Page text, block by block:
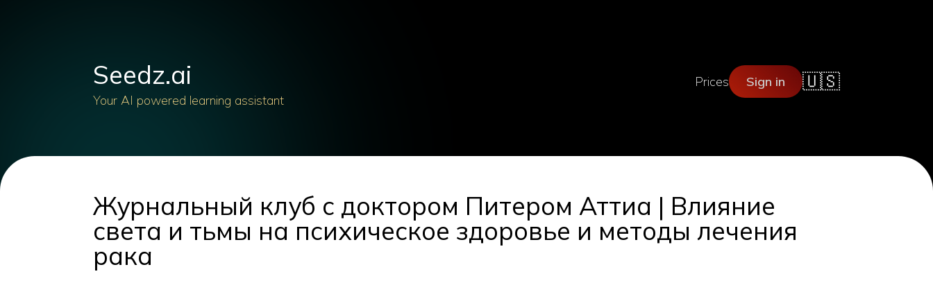
Seedz.ai
Your AI powered learning assistant
Prices Sign in 🇺🇸
Журнальный клуб с доктором Питером Аттиа | Влияние
света и тьмы на психическое здоровье и методы лечения
рака